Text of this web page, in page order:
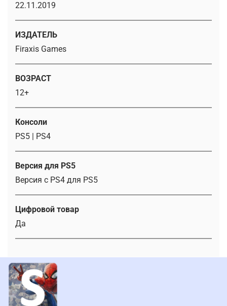
22.11.2019
ИЗДАТЕЛЬ
Firaxis Games
ВОЗРАСТ
12+
Консоли
PS5 | PS4
Версия для PS5
Версия с PS4 для PS5
Цифровой товар
Да